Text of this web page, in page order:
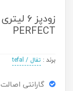
PERFECT
برند : تفال / tefal
گارانتی